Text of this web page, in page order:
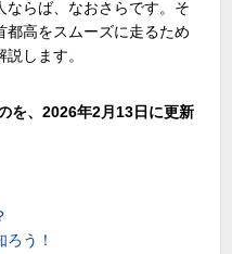
ならば、なおさらです。そ
都高をスムーズに走るため
します。
を、2026年2月13日に更新
う！